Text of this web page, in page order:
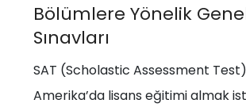
Bölümlere Yönelik
Sınavları
SAT (Scholastic Assessment Test)
Amerika’da lisans eğitimi almak